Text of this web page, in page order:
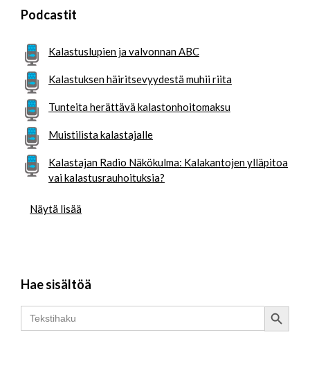
Podcastit
Kalastuslupien ja valvonnan ABC
Kalastuksen häiritsevyydestä muhii riita
Tunteita herättävä kalastonhoitomaksu
Muistilista kalastajalle
Kalastajan Radio Näkökulma: Kalakantojen ylläpitoa
vai kalastusrauhoituksia?
Näytä lisää
Hae sisältöä
Search
for:
Search Button